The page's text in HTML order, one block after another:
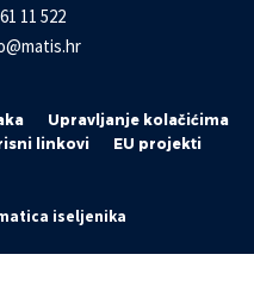
11 522
Upravljanje kolačićima
linkovi EU projekti
iseljenika